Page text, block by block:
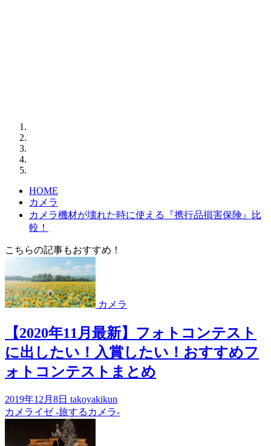
HOME
カメラ
カメラ機材が壊れた時に使える『携行品損害保険』比
較！
こちらの記事もおすすめ！
カメラ
【2020年11月最新】フォトコンテスト
に出したい！入賞したい！おすすめフ
ォトコンテストまとめ
2019年12月8日 takoyakikun
カメライゼ -旅するカメラ-